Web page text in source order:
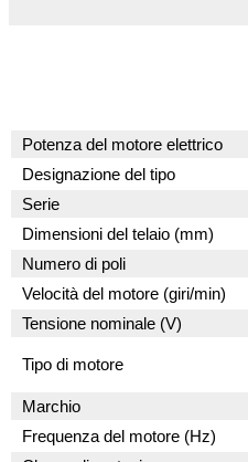
Potenza del motore elettrico
Designazione del tipo
Serie
Dimensioni del telaio (mm)
Numero di poli
Velocità del motore (giri/min)
Tensione nominale (V)
Tipo di motore
Marchio
Frequenza del motore (Hz)